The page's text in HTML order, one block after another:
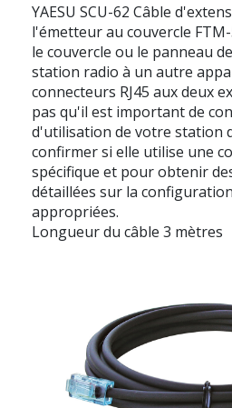
YAESU SCU-62 Câble
l'émetteur au couvercle
le couvercle ou le panneau
station radio à un autre
connecteurs RJ45 aux deux
pas qu'il est important de
d'utilisation de votre station
confirmer si elle utilise une
spécifique et pour obtenir
détaillées sur la
appropriées.
Longueur du câble 3 mètres